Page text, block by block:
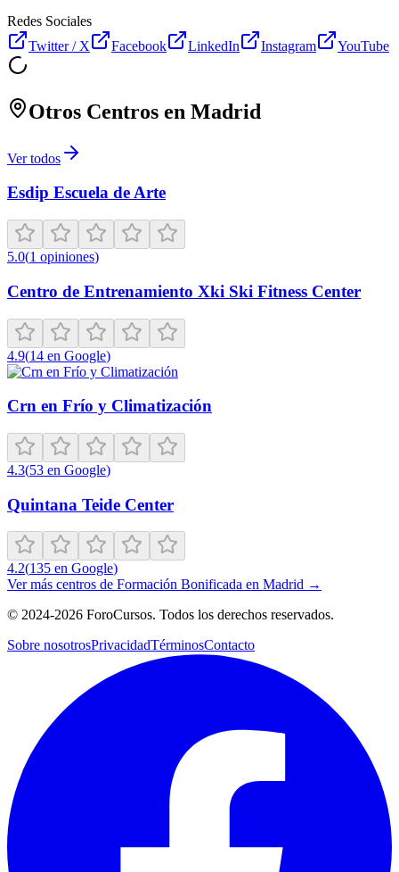
Redes Sociales
Twitter / X
Facebook LinkedIn Instagram YouTube
Otros Centros en Madrid
Ver todos
Esdip Escuela de Arte
5.0(1 opiniones)
Centro de Entrenamiento Xki Ski Fitness Center
4.9(14 en Google)
Crn en Frío y Climatización
4.3(53 en Google)
Quintana Teide Center
4.2(135 en Google)
Ver más centros de Formación Bonificada en Madrid →
© 2024-2026 ForoCursos. Todos los derechos reservados.
Sobre nosotrosPrivacidadTérminosContacto